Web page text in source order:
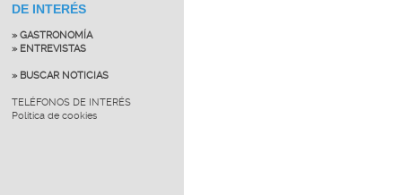
DE INTERÉS
» GASTRONOMÍA
» ENTREVISTAS
» BUSCAR NOTICIAS
TELÉFONOS DE INTERÉS
Política de cookies